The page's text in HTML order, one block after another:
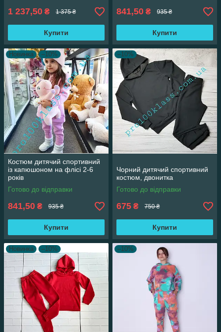
1 237,50 ₴ 1 375 ₴
Купити
841,50 ₴ 935 ₴
Купити
Новинка –10%
Костюм дитячий спортивний
із капюшоном на флісі 2-6
років
Готово до відправки
841,50 ₴ 935 ₴
Купити
–10%
Чорний дитячий спортивний
костюм, двонитка
Готово до відправки
675 ₴ 750 ₴
Купити
Новинка –10% –10%